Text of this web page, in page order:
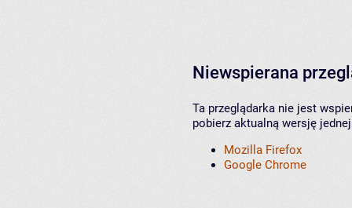
Niewspierana
Ta przeglądarka nie jest
pobierz aktualną wersję
Mozilla Firefox
Google Chrome